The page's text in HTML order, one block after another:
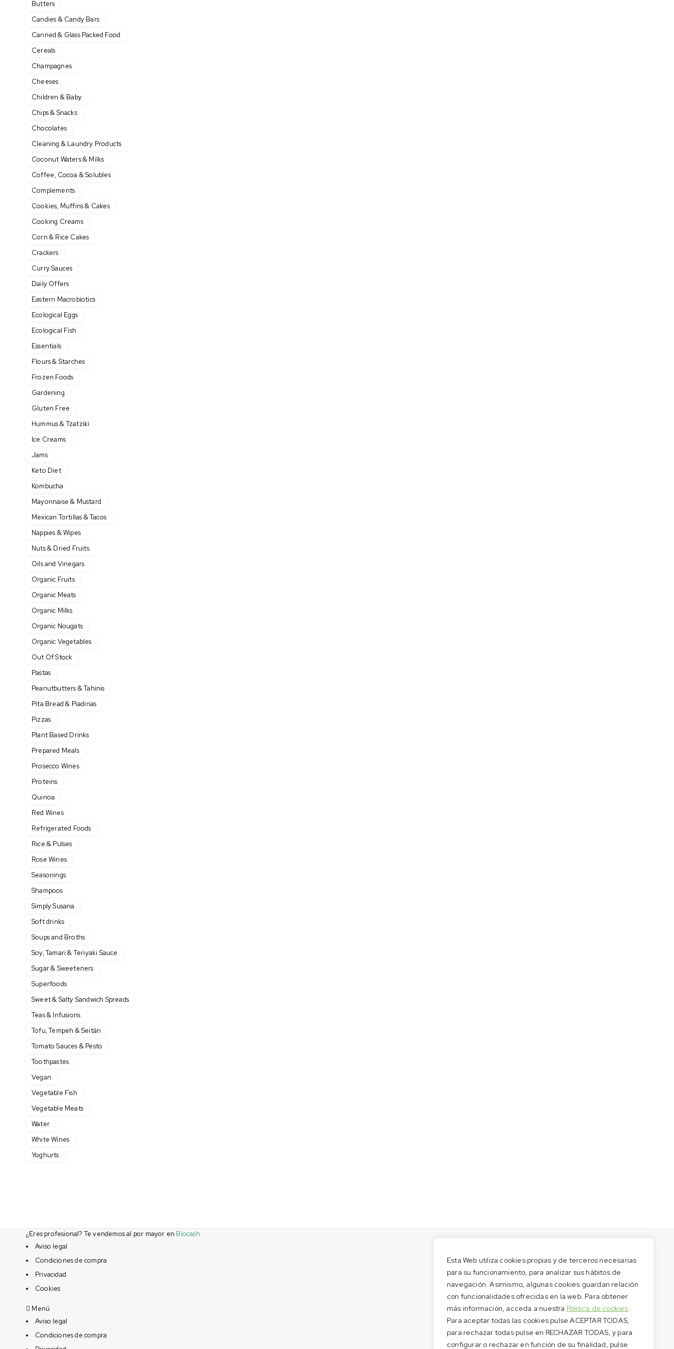
Esta Web utiliza cookies propias y de terceros necesarias
para su funcionamiento, para analizar sus hábitos de
navegación. Asimismo, algunas cookies guardan relación
con funcionalidades ofrecidas en la web. Para obtener
más información, acceda a nuestra Política de cookies.
Para aceptar todas las cookies pulse ACEPTAR TODAS,
para rechazar todas pulse en RECHAZAR TODAS, y para
configurar o rechazar en función de su finalidad, pulse
Butters
Candies & Candy Bars
Canned & Glass Packed Food
Cereals
Champagnes
Cheeses
Children & Baby
Chips & Snacks
Chocolates
Cleaning & Laundry Products
Coconut Waters & Milks
Coffee, Cocoa & Solubles
Complements
Cookies, Muffins & Cakes
Cooking Creams
Corn & Rice Cakes
Crackers
Curry Sauces
Daily Offers
Eastern Macrobiotics
Ecological Eggs
Ecological Fish
Essentials
Flours & Starches
Frozen Foods
Gardening
Gluten Free
Hummus & Tzatziki
Ice Creams
Jams
Keto Diet
Kombucha
Mayonnaise & Mustard
Mexican Tortillas & Tacos
Nappies & Wipes
Nuts & Dried Fruits
Oils and Vinegars
Organic Fruits
Organic Meats
Organic Milks
Organic Nougats
Organic Vegetables
Out Of Stock
Pastas
Peanutbutters & Tahinis
Pita Bread & Piadinas
Pizzas
Plant Based Drinks
Prepared Meals
Prosecco Wines
Proteins
Quinoa
Red Wines
Refrigerated Foods
Rice & Pulses
Rose Wines
Seasonings
Shampoos
Simply Susana
Soft drinks
Soups and Broths
Soy, Tamari & Teriyaki Sauce
Sugar & Sweeteners
Superfoods
Sweet & Salty Sandwich Spreads
Teas & Infusions
Tofu, Tempeh & Seitán
Tomato Sauces & Pesto
Toothpastes
Vegan
Vegetable Fish
Vegetable Meats
Water
White Wines
Yoghurts
¿Eres profesional? Te vendemos al por mayor en Biocash
Aviso legal
Condiciones de compra
Privacidad
Cookies
Menú
Aviso legal
Condiciones de compra